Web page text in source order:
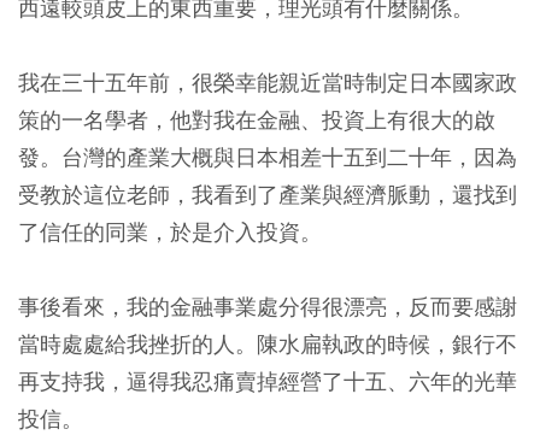
西遠較頭皮上的東西重要，理光頭有什麼關係。
我在三十五年前，很榮幸能親近當時制定日本國家政
策的一名學者，他對我在金融、投資上有很大的啟
發。台灣的產業大概與日本相差十五到二十年，因為
受教於這位老師，我看到了產業與經濟脈動，還找到
了信任的同業，於是介入投資。
事後看來，我的金融事業處分得很漂亮，反而要感謝
當時處處給我挫折的人。陳水扁執政的時候，銀行不
再支持我，逼得我忍痛賣掉經營了十五、六年的光華
投信。